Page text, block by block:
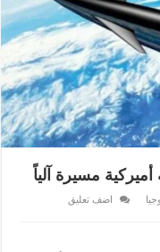
مسيرة آلياً
اضف تعليق